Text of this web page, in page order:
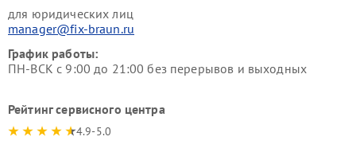
для юридических лиц
manager@fix-braun.ru
График работы:
ПН-ВСК с 9:00 до 21:00 без перерывов и выходных
Рейтинг сервисного центра
4.9-5.0